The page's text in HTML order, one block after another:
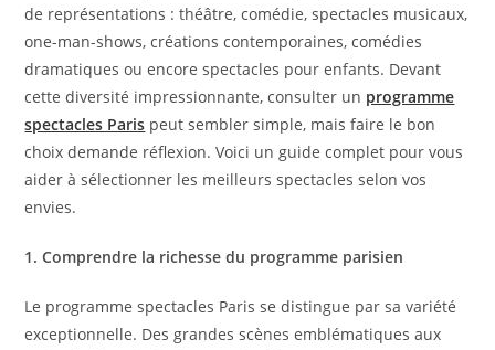
de représentations : théâtre, comédie, spectacles musicaux,
one-man-shows, créations contemporaines, comédies
dramatiques ou encore spectacles pour enfants. Devant
cette diversité impressionnante, consulter un programme
spectacles Paris peut sembler simple, mais faire le bon
choix demande réflexion. Voici un guide complet pour vous
aider à sélectionner les meilleurs spectacles selon vos
envies.
1. Comprendre la richesse du programme parisien
Le programme spectacles Paris se distingue par sa variété
exceptionnelle. Des grandes scènes emblématiques aux